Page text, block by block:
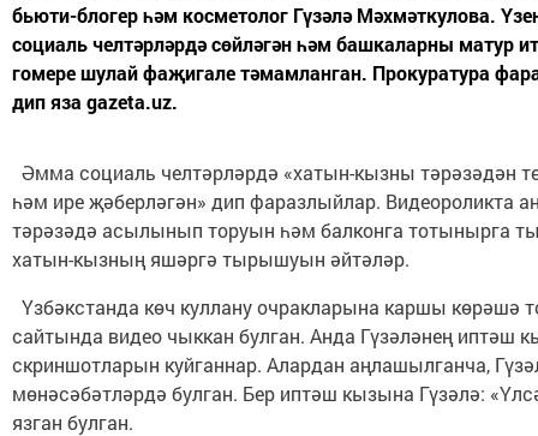
бьюти-блогер һәм косметолог Гүзәлә Мәхмәткулова.
социаль челтәрләрдә сөйләгән һәм башкаларны матур
гомере шулай фаҗигале тәмамланган. Прокуратура
дип яза gazeta.uz.
Әмма социаль челтәрләрдә «хатын-кызны тәрәзәдән
һәм ире җәберләгән» дип фаразлыйлар. Видеороликта
тәрәзәдә асылынып торуын һәм балконга тотынырга
хатын-кызның яшәргә тырышуын әйтәләр.
Үзбәкстанда көч куллану очракларына каршы көрәшә
сайтында видео чыккан булган. Анда Гүзәләнең иптәш
скриншотларын куйганнар. Алардан аңлашылганча,
мөнәсәбәтләрдә булган. Бер иптәш кызына Гүзәлә:
язган булган.